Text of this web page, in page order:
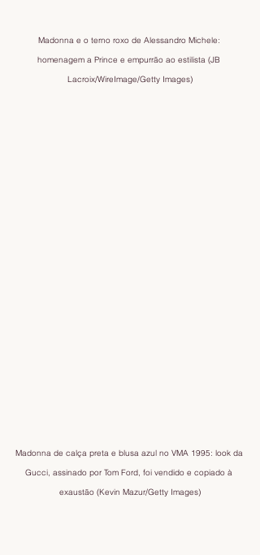
Madonna e o terno roxo de Alessandro Michele:
homenagem a Prince e empurrão ao estilista (JB
Lacroix/WireImage/Getty Images)
Madonna de calça preta e blusa azul no VMA 1995: look da
Gucci, assinado por Tom Ford, foi vendido e copiado à
exaustão (Kevin Mazur/Getty Images)